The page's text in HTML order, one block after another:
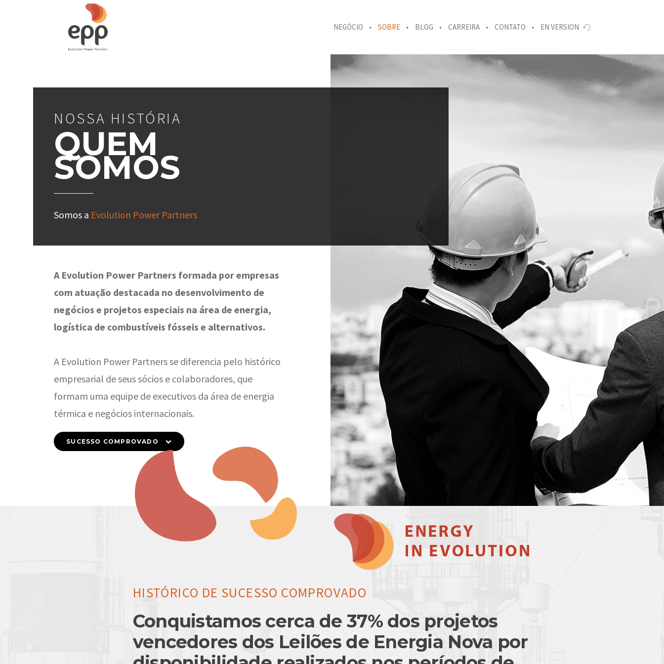
NEGÓCIO SOBRE BLOG CARREIRA CONTATO EN VERSION
NOSSA HISTÓRIA
QUEM
SOMOS
Somos a Evolution Power Partners
A Evolution Power Partners formada por empresas
com atuação destacada no desenvolvimento de
negócios e projetos especiais na área de energia,
logística de combustíveis fósseis e alternativos.
A Evolution Power Partners se diferencia pelo histórico
empresarial de seus sócios e colaboradores, que
formam uma equipe de executivos da área de energia
térmica e negócios internacionais.
SUCESSO COMPROVADO
HISTÓRICO DE SUCESSO COMPROVADO
Conquistamos cerca de 37% dos projetos
vencedores dos Leilões de Energia Nova por